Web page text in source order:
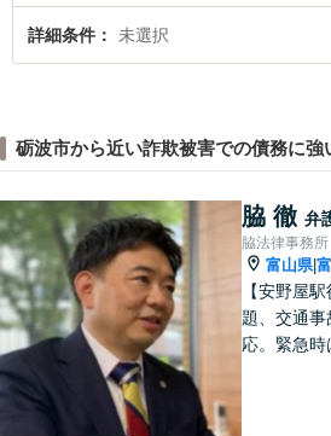
詳細条件 未選択
砺波市から近い詐欺被害での債務に強
脇 徹 弁
脇法律事務所
富山県|
【安野屋
題、交通
応。緊急時